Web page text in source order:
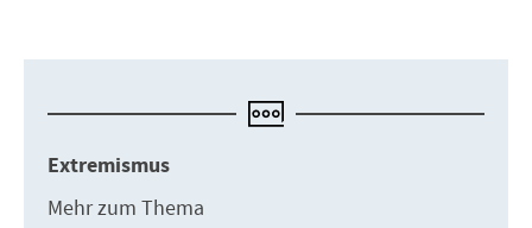
Extremismus
Mehr zum Thema